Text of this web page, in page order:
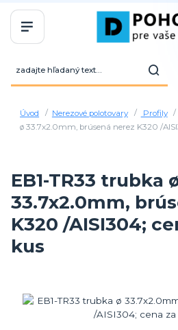
Úvod Nerezové polotovary Profily
ø 33.7x2.0mm, brúsená nerez K320 /
EB1-TR33 trubka
33.7x2.0mm,
K320 /AISI304;
kus